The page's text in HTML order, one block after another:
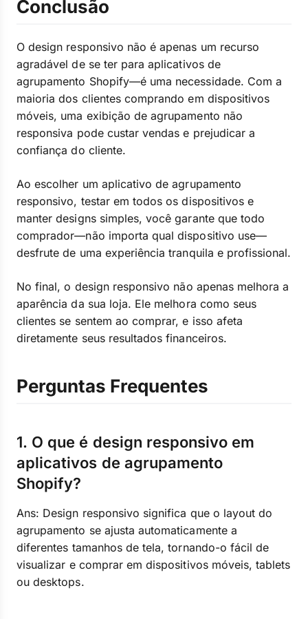
Conclusão
O design responsivo não é apenas um recurso
agradável de se ter para aplicativos de
agrupamento Shopify—é uma necessidade. Com a
maioria dos clientes comprando em dispositivos
móveis, uma exibição de agrupamento não
responsiva pode custar vendas e prejudicar a
confiança do cliente.
Ao escolher um aplicativo de agrupamento
responsivo, testar em todos os dispositivos e
manter designs simples, você garante que todo
comprador—não importa qual dispositivo use—
desfrute de uma experiência tranquila e profissional.
No final, o design responsivo não apenas melhora a
aparência da sua loja. Ele melhora como seus
clientes se sentem ao comprar, e isso afeta
diretamente seus resultados financeiros.
Perguntas Frequentes
1. O que é design responsivo em
aplicativos de agrupamento
Shopify?
Ans: Design responsivo significa que o layout do
agrupamento se ajusta automaticamente a
diferentes tamanhos de tela, tornando-o fácil de
visualizar e comprar em dispositivos móveis, tablets
ou desktops.